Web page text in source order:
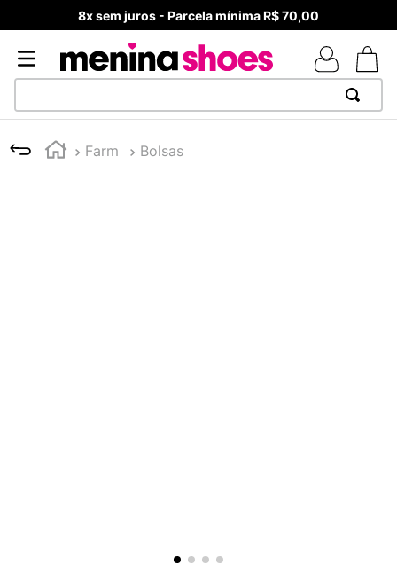
8x sem juros - Parcela mínima R$ 70,00
Farm Bolsas
1
TÊNIS NEWS BALANCE 530